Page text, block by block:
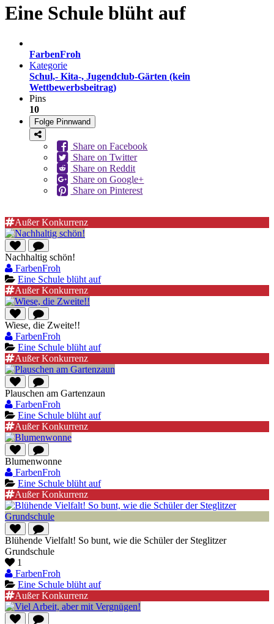
Eine Schule blüht auf
FarbenFroh
Kategorie
Schul,- Kita-, Jugendclub-Gärten (kein
Wettbewerbsbeitrag)
Pins
10
Folge Pinnwand
Share on Facebook
Share on Twitter
Share on Reddit
Share on Google+
Share on Pinterest
Außer Konkurrenz
Nachhaltig schön!
FarbenFroh
Eine Schule blüht auf
Außer Konkurrenz
Wiese, die Zweite!!
FarbenFroh
Eine Schule blüht auf
Außer Konkurrenz
Plauschen am Gartenzaun
FarbenFroh
Eine Schule blüht auf
Außer Konkurrenz
Blumenwonne
FarbenFroh
Eine Schule blüht auf
Außer Konkurrenz
Blühende Vielfalt! So bunt, wie die Schüler der Steglitzer
Grundschule
1
FarbenFroh
Eine Schule blüht auf
Außer Konkurrenz